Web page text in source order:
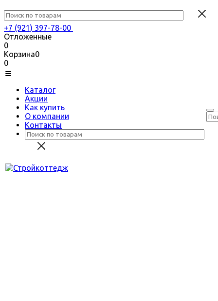
+7 (921) 397-78-00
Отложенные
0
Корзина0
0
Каталог
Акции
Как купить
О компании
Контакты